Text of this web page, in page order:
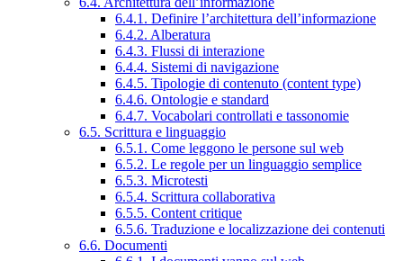
6.4.1. Definire l’architettura dell’informazione
6.4.2. Alberatura
6.4.3. Flussi di interazione
6.4.4. Sistemi di navigazione
6.4.5. Tipologie di contenuto (content type)
6.4.6. Ontologie e standard
6.4.7. Vocabolari controllati e tassonomie
6.5. Scrittura e linguaggio
6.5.1. Come leggono le persone sul web
6.5.2. Le regole per un linguaggio semplice
6.5.3. Microtesti
6.5.4. Scrittura collaborativa
6.5.5. Content critique
6.5.6. Traduzione e localizzazione dei contenuti
6.6. Documenti